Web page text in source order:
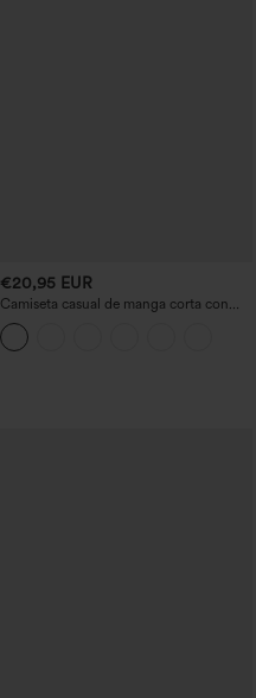
€20,95 EUR
Camiseta casual de manga corta con
escote en V, fruncida y lisa